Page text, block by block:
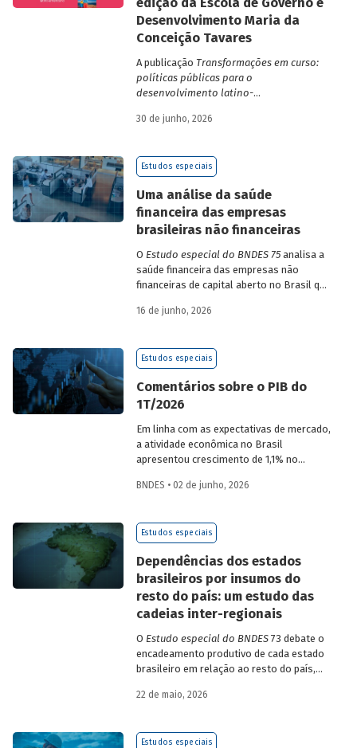
Desenvolvimento Maria da
Conceição Tavares
A publicação Transformações em curso:
políticas públicas para o
desenvolvimento latino-
da Escola de Governo e Desenvolvimento
30 de junho, 2026
Estudos especiais
Uma análise da saúde
financeira das empresas
brasileiras não financeiras
O Estudo especial do BNDES 75analisa a
saúde financeira das empresas não
financeiras de capital aberto no Brasil que
valores. Para isso, parte de uma amostra
dimensões: lucratividade, solvência,
16 de junho, 2026
Estudos especiais
Comentários sobre o PIB do
1T/2026
Em linha com as expectativas de mercado,
a atividade econômica no Brasil
apresentou crescimento de 1,1% no
imediatamente anterior, na série ajustada
próximos meses no
BNDES • 02 de junho, 2026
Estudos especiais
Dependências dos estados
brasileiros por insumos do
resto do país: um estudo das
cadeias inter-regionais
O Estudo especial do BNDES73 debate o
encadeamento produtivo de cada estado
brasileiro em relação ao resto do país,
quanto o estímulo a um estado ou setor
metodologia de construção de matrizes
22 de maio, 2026
Estudos especiais